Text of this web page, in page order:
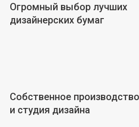
Огромный выбор лучших
дизайнерских бумаг
Собственное производство
и студия дизайна